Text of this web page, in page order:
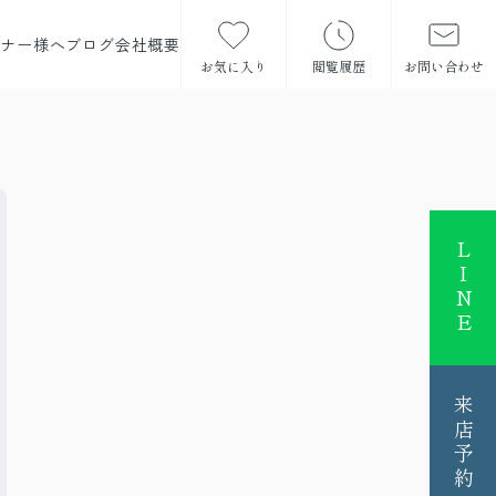
ー様へブログ会社概要
お気に入り 閲覧履歴 お問い合わせ
LINE
来店予約